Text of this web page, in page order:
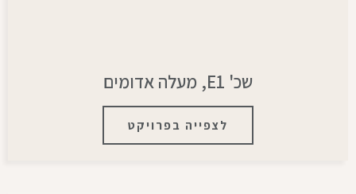
שכ' E1, מעלה אדומים
לצפייה בפרויקט